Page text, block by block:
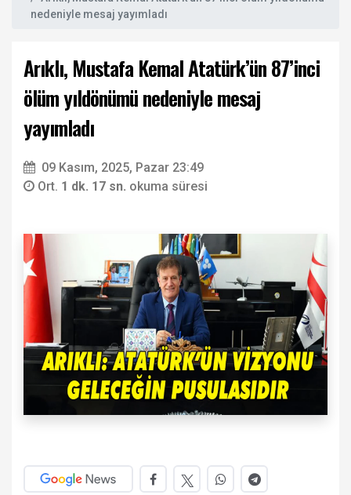
nedeniyle mesaj yayımladı
Arıklı, Mustafa Kemal Atatürk’ün 87’inci
ölüm yıldönümü nedeniyle mesaj
yayımladı
09 Kasım, 2025, Pazar 23:49
Ort. 1 dk. 17 sn. okuma süresi